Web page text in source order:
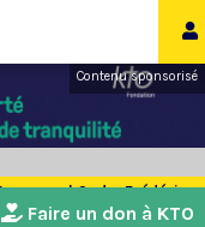
Contenu sponsorisé
Godo, Frédéric
Faire un don à KTO